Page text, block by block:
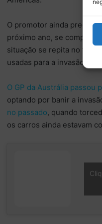
O promotor ainda
próximo ano, se
situação se repita no
usadas para a invasão de
O GP da Austrália passou
optando por banir a
no passado, quando
os carros ainda estavam